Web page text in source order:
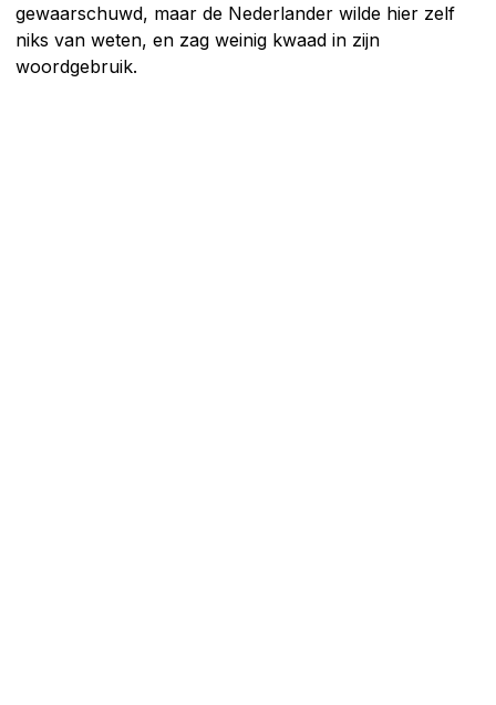
gewaarschuwd, maar de Nederlander wilde hier zelf
niks van weten, en zag weinig kwaad in zijn
woordgebruik.